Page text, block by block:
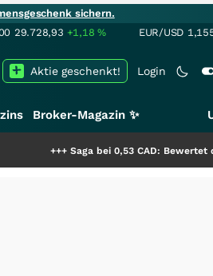
sichern.
29.728,93 +1,18% EUR/USD
Login
Aktie geschenkt!
Broker-Magazin ✨
Saga bei 0,53 CAD: Bewertet der